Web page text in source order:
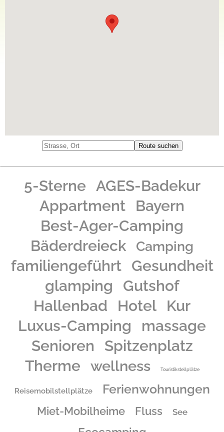
5-Sterne AGES-Badekur
Appartment
Bayern
Best-Ager-Camping
Bäderdreieck
Camping
familiengeführt
Gesundheit
glamping
Gutshof
Hallenbad
Hotel
Kur
Luxus-Camping
massage
Senioren
Spitzenplatz
Therme wellness Touristikstellplätze
Reisemobilstellplätze Ferienwohnungen
Miet-Mobilheime Fluss See